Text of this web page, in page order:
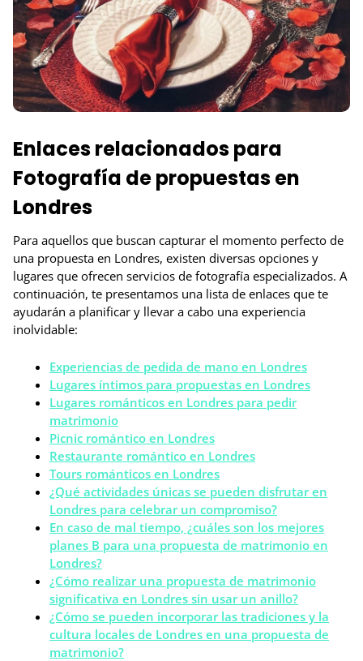
Enlaces relacionados para
Fotografía de propuestas en
Londres
Para aquellos que buscan capturar el momento perfecto de
una propuesta en Londres, existen diversas opciones y
lugares que ofrecen servicios de fotografía especializados. A
continuación, te presentamos una lista de enlaces que te
ayudarán a planificar y llevar a cabo una experiencia
inolvidable:
Experiencias de pedida de mano en Londres
Lugares íntimos para propuestas en Londres
Lugares románticos en Londres para pedir
matrimonio
Picnic romántico en Londres
Restaurante romántico en Londres
Tours románticos en Londres
¿Qué actividades únicas se pueden disfrutar en
Londres para celebrar un compromiso?
En caso de mal tiempo, ¿cuáles son los mejores
planes B para una propuesta de matrimonio en
Londres?
¿Cómo realizar una propuesta de matrimonio
significativa en Londres sin usar un anillo?
¿Cómo se pueden incorporar las tradiciones y la
cultura locales de Londres en una propuesta de
matrimonio?